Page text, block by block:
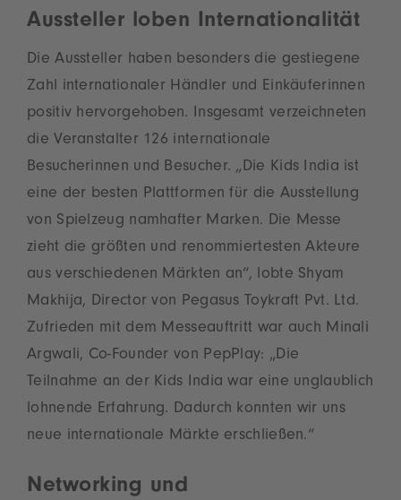
Aussteller loben Internationalität
Die Aussteller haben besonders die gestiegene
Zahl internationaler Händler und Einkäuferinnen
positiv hervorgehoben. Insgesamt verzeichneten
die Veranstalter 126 internationale
Besucherinnen und Besucher. „Die Kids India ist
eine der besten Plattformen für die Ausstellung
von Spielzeug namhafter Marken. Die Messe
zieht die größten und renommiertesten Akteure
aus verschiedenen Märkten an“, lobte Shyam
Makhija, Director von Pegasus Toykraft Pvt. Ltd.
Zufrieden mit dem Messeauftritt war auch Minali
Argwali, Co-Founder von PepPlay: „Die
Teilnahme an der Kids India war eine unglaublich
lohnende Erfahrung. Dadurch konnten wir uns
neue internationale Märkte erschließen.“
Networking und